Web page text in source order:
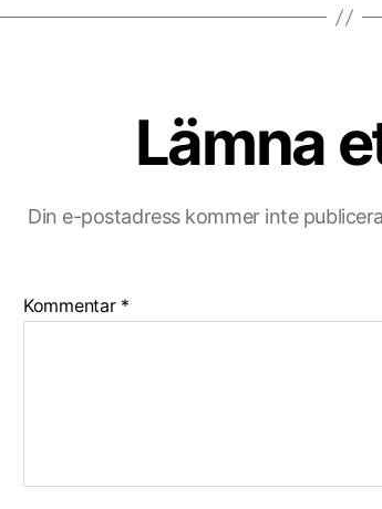
Lämna
Din e-postadress kommer inte
Kommentar *